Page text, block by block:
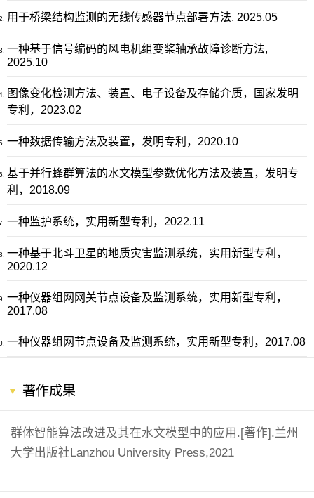
用于桥梁结构监测的无线传感器节点部署方法, 2025.05
一种基于信号编码的风电机组变桨轴承故障诊断方法,
2025.10
图像变化检测方法、装置、电子设备及存储介质，国家发明
专利，2023.02
一种数据传输方法及装置，发明专利，2020.10
基于并行蜂群算法的水文模型参数优化方法及装置，发明专
利，2018.09
一种监护系统，实用新型专利，2022.11
一种基于北斗卫星的地质灾害监测系统，实用新型专利，
2020.12
一种仪器组网网 关节点设备及监测系统，实用新型专利，
2017.08
一种仪器组网节点设备及监测系统，实用新型专利，2017.08
著作成果
群体智能算法改进及其在水文模型中的应用.[著作].兰州
大学出版社Lanzhou University Press,2021